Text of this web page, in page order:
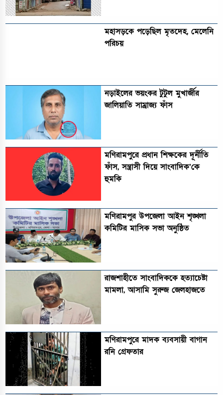
মহাসড়কে পড়েছিল মৃতদেহ, মেলেনি
পরিচয়
নড়াইলের ভয়ংকর টুটুল মুখার্জীর
জালিয়াতি সাম্রাজ্য ফাঁস
মণিরামপুরে প্রধান শিক্ষকের দূর্নীতি
ফাঁস, সন্ত্রাসী দিয়ে সাংবাদিক’কে
হুমকি
মণিরামপুর উপজেলা আইন শৃঙ্খলা
কমিটির মাসিক সভা অনুষ্ঠিত‎‎
রাজশাহীতে সাংবাদিককে হত্যাচেষ্টা
মামলা, আসামি সুরুজ জেলহাজতে
মণিরামপুরে মাদক ব্যবসায়ী বাগান
রনি গ্রেফতার